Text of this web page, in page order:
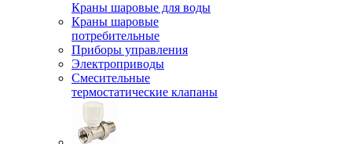
Краны шаровые для воды
Краны шаровые
потребительные
Приборы управления
Электроприводы
Смесительные
термостатические клапаны